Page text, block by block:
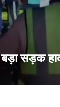
बड़ा सड़क